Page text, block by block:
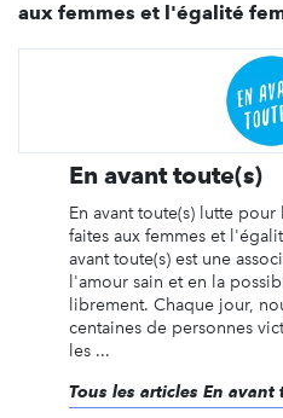
aux femmes et l'égalité
En avant toute(s)
En avant toute(s) lutte
faites aux femmes et
avant toute(s) est une
l'amour sain et en la
librement. Chaque jour,
centaines de personnes
les ...
Tous les articles En avant